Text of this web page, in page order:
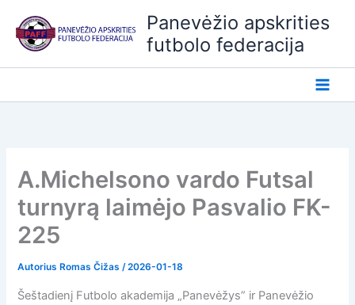
prie
turinio
Panevėžio apskrities
futbolo federacija
A.Michelsono vardo Futsal
turnyrą laimėjo Pasvalio FK-
225
Autorius Romas Čižas/2026-01-18
Šeštadienį Futbolo akademija „Panevėžys” ir Panevėžio